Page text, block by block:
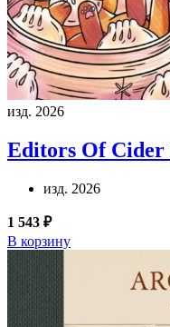
изд. 2026
Editors Of Cider
изд. 2026
1 543 ₽
В корзину